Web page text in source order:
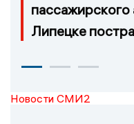
пассажирского
Липецке
Новости СМИ2